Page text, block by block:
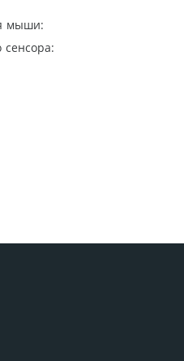
мыши:
сенсора: